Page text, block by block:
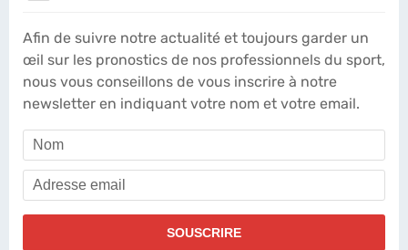
Afin de suivre notre actualité et toujours garder un
œil sur les pronostics de nos professionnels du sport,
nous vous conseillons de vous inscrire à notre
newsletter en indiquant votre nom et votre email.